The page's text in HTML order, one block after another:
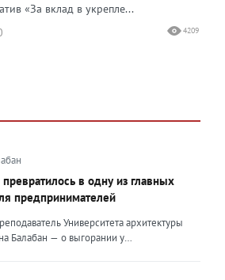
«За вклад в укрепле...
4209
в одну из главных
предпринимателей
Университета архитектуры
Балабан — о выгорании у